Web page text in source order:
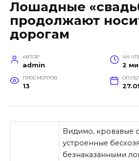
Лошадные
продолжают
дорогам
АВТОР
admin
НА
2
ПРОСМОТРОВ
13
Видимо, кровавые
устроенные
безнаказанными